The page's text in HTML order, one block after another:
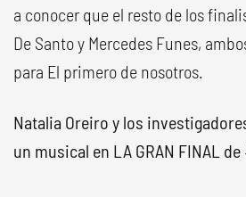
a conocer que el resto de los
De Santo y Mercedes Funes,
para El primero de nosotros.
Natalia Oreiro y los
un musical en LA GRAN FINAL de